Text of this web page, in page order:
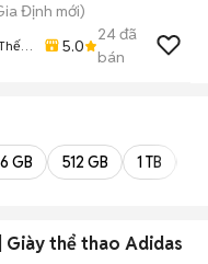
Định mới)
5.0
24đã
bán
GB 512 GB 1 TB
Giày thể thao Adidas